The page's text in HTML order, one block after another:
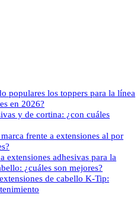
populares los toppers para la línea
en 2026?
y de cortina: ¿con cuáles
frente a extensiones al por
extensiones adhesivas para la
¿cuáles son mejores?
de cabello K-Tip: